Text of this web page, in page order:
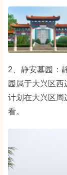
2、静安墓园：
园属于大兴区西
计划在大兴区周
看。